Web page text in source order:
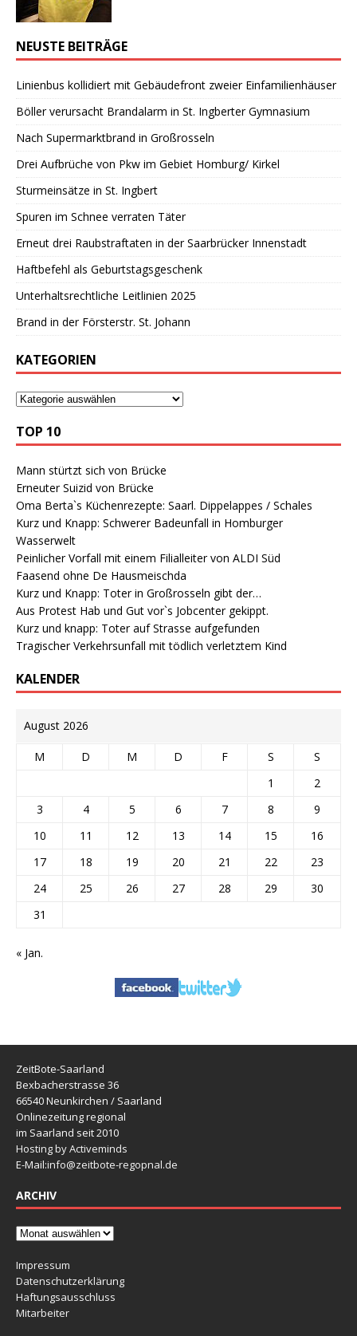
NEUSTE BEITRÄGE
Linienbus kollidiert mit Gebäudefront zweier Einfamilienhäuser
Böller verursacht Brandalarm in St. Ingberter Gymnasium
Nach Supermarktbrand in Großrosseln
Drei Aufbrüche von Pkw im Gebiet Homburg/ Kirkel
Sturmeinsätze in St. Ingbert
Spuren im Schnee verraten Täter
Erneut drei Raubstraftaten in der Saarbrücker Innenstadt
Haftbefehl als Geburtstagsgeschenk
Unterhaltsrechtliche Leitlinien 2025
Brand in der Försterstr. St. Johann
KATEGORIEN
TOP 10
Mann stürtzt sich von Brücke
Erneuter Suizid von Brücke
Oma Berta`s Küchenrezepte: Saarl. Dippelappes / Schales
Kurz und Knapp: Schwerer Badeunfall in Homburger
Wasserwelt
Peinlicher Vorfall mit einem Filialleiter von ALDI Süd
Faasend ohne De Hausmeischda
Kurz und Knapp: Toter in Großrosseln gibt der…
Aus Protest Hab und Gut vor`s Jobcenter gekippt.
Kurz und knapp: Toter auf Strasse aufgefunden
Tragischer Verkehrsunfall mit tödlich verletztem Kind
KALENDER
August 2026
M D M D F S
S
1
2
3
4 5 6 7 8
9
10
11 12 13 14 15
16
17
18 19 20 21 22
23
24
25 26 27 28 29
30
31
« Jan.
ZeitBote-Saarland
Bexbacherstrasse 36
66540 Neunkirchen / Saarland
Onlinezeitung regional
im Saarland seit 2010
Hosting by Activeminds
E-Mail:info@zeitbote-regopnal.de
ARCHIV
Impressum
Datenschutzerklärung
Haftungsausschluss
Mitarbeiter